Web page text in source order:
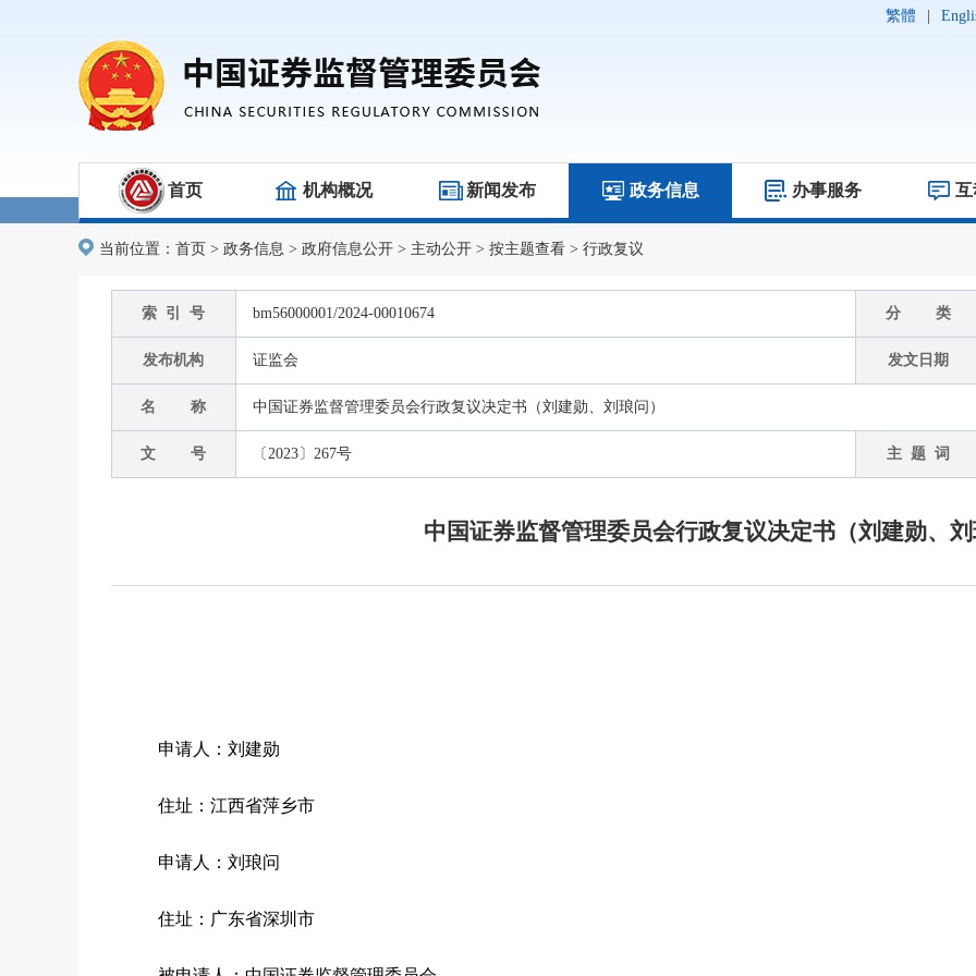
繁體
首页 机构概况 新闻发布 政务信息 办事服务 互
当前位置： 首页 > 政务信息 > 政府信息公开 > 主动公开 > 按主题查看 > 行政复议
索 引 号 bm56000001/2024-00010674 分 类
发布机构 证监会 发文日期
名 称 中国证券监督管理委员会行政复议决定书（刘建勋、刘琅问）
文 号 〔2023〕267号 主 题 词
中国证券监督管理委员会行政复议决定书（刘建勋、
申请人： 刘建勋
住址： 江西省萍乡市
申请人： 刘琅问
住址： 广东省深圳市